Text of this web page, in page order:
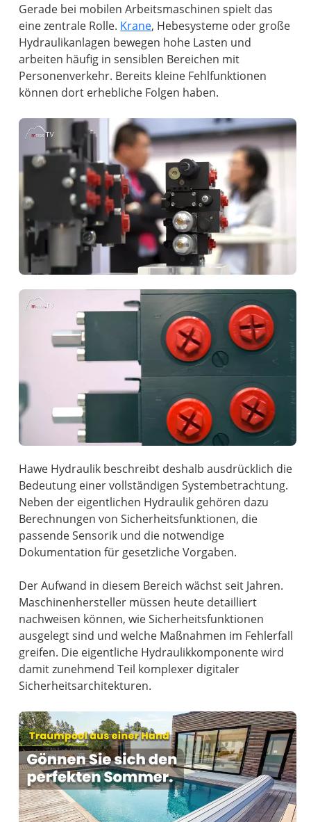
Gerade bei mobilen Arbeitsmaschinen spielt das
eine zentrale Rolle. Krane, Hebesysteme oder große
Hydraulikanlagen bewegen hohe Lasten und
arbeiten häufig in sensiblen Bereichen mit
Personenverkehr. Bereits kleine Fehlfunktionen
können dort erhebliche Folgen haben.
Hawe Hydraulik beschreibt deshalb ausdrücklich die
Bedeutung einer vollständigen Systembetrachtung.
Neben der eigentlichen Hydraulik gehören dazu
Berechnungen von Sicherheitsfunktionen, die
passende Sensorik und die notwendige
Dokumentation für gesetzliche Vorgaben.
Der Aufwand in diesem Bereich wächst seit Jahren.
Maschinenhersteller müssen heute detailliert
nachweisen können, wie Sicherheitsfunktionen
ausgelegt sind und welche Maßnahmen im Fehlerfall
greifen. Die eigentliche Hydraulikkomponente wird
damit zunehmend Teil komplexer digitaler
Sicherheitsarchitekturen.